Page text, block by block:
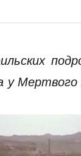
у Мертвого